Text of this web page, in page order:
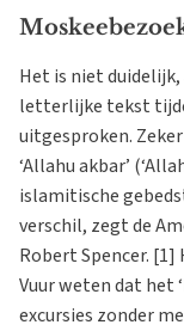
Het is niet
letterlijke tekst
uitgesproken.
‘Allahu akbar’
islamitische
verschil, zegt de
Robert Spencer.
Vuur weten dat het
excursies zonder